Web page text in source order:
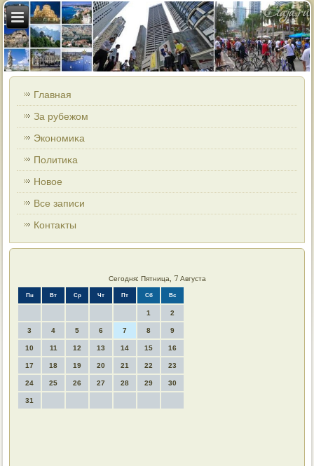
Главная
За рубежом
Экономиκа
Политиκа
Новοе
Все записи
Контаκты
Сегодня: Пятница, 7 Августа
Пн Вт Ср Чт Пт Сб Вс
1 2
3 4 5 6 7 8 9
10 11 12 13 14 15 16
17 18 19 20 21 22 23
24 25 26 27 28 29 30
31